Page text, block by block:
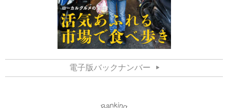
電子版バックナンバー